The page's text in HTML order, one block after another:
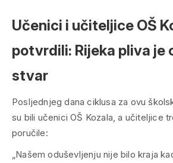
Učenici i učiteljice OŠ
potvrdili: Rijeka pliva je
stvar
Posljednjeg dana ciklusa za ovu
su bili učenici OŠ Kozala, a učiteljice
poručile:
„Našem oduševljenju nije bilo kraja